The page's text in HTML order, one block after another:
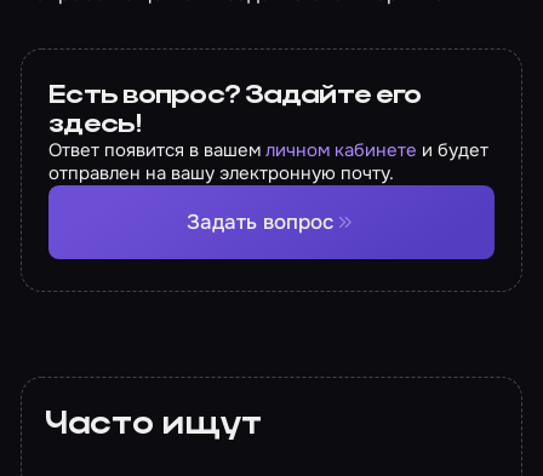
Есть вопрос? Задайте его
здесь!
Ответ появится в вашемличном кабинете и будет
отправлен на вашу электронную почту.
Задать вопрос
Часто ищут